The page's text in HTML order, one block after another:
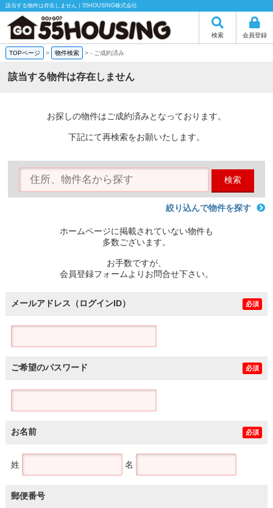
該当する物件は存在しません｜55HOUSING株式会社
検索 会員登録
TOPページ > 物件検索 >- ご成約済み
該当する物件は存在しません
お探しの物件はご成約済みとなっております。
下記にて再検索をお願いたします。
検索
絞り込んで物件を探す
ホームページに掲載されていない物件も
多数ございます。
お手数ですが、
会員登録フォームよりお問合せ下さい。
メールアドレス（ログインID） 必須
ご希望のパスワード 必須
お名前 必須
姓 名
郵便番号